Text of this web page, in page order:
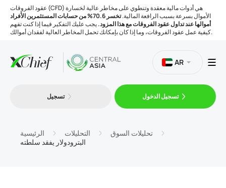
عقود الفروقات (CFD) هي أدوات مالية معقدة وتنطوي على مخاطر عالية لخسارة
الأموال بسرعة بسبب الرافعة المالية.
تخسر 70.6% من حسابات المستثمرين الأفراد
أموالها عند تداول عقود الفروقات مع هذا المزود.يجب عليك التفكير فيما إذا كنت تفهم
كيفية عمل عقود الفروقات، وما إذا كان بإمكانك تحمل المخاطر العالية لفقدان أموالك.
المنصات
AR
تسجيل تسجيل الدخول
الرئيسية التحليلات
تحليلات السوق
البترودولار يفقد سلطته